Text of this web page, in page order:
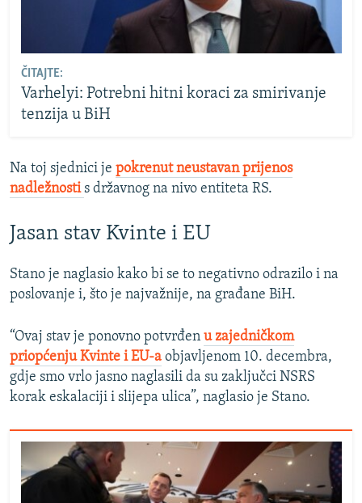
ČITAJTE:
Varhelyi: Potrebni hitni koraci za smirivanje
tenzija u BiH
Na toj sjednici je pokrenut neustavan prijenos
nadležnostis državnog na nivo entiteta RS.
Jasan stav Kvinte i EU
Stano je naglasio kako bi se to negativno odrazilo i na
poslovanje i, što je najvažnije, na građane BiH.
“Ovaj stav je ponovno potvrđen u zajedničkom
priopćenju Kvinte i EU-a objavljenom 10. decembra,
gdje smo vrlo jasno naglasili da su zaključci NSRS
korak eskalaciji i slijepa ulica”, naglasio je Stano.